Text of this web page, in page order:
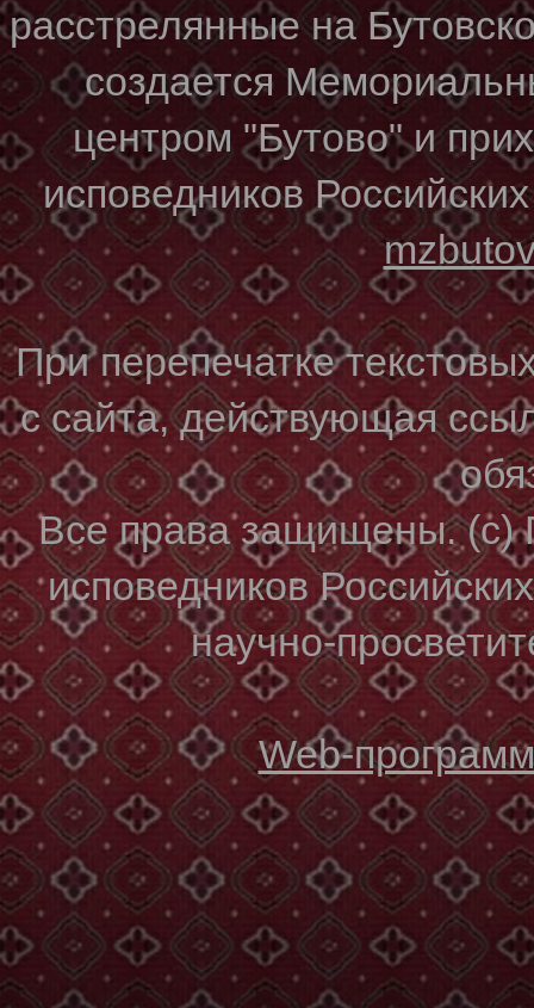
расстрелянные на
создается
центром "Бутово" и
исповедников
При перепечатке
с сайта, действующая
Все права защищены. (с)
исповедников
научно-
Web-